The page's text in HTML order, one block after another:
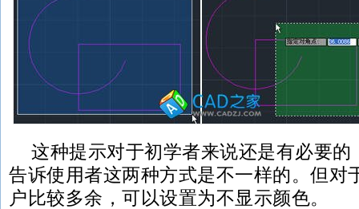
这种提示对于初学者来说还是有必要的
告诉使用者这两种方式是不一样的。但对
户比较多余，可以设置为不显示颜色。